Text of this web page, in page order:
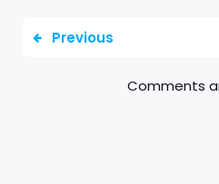
Previous
Comments